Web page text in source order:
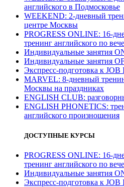
английского в Подмосковье
WEEKEND: 2-дневный
центре Москвы
PROGRESS ONLINE: 16-
тренинг английского по
Индивидуальные занятия
Индивидуальные занятия
Экспресс-подготовка к
МARVEL: 8-дневный
Москвы на праздниках
ENGLISH CLUB:
ENGLISH PHONETICS:
английского произношения
ДОСТУПНЫЕ КУРСЫ
PROGRESS ONLINE: 16-
тренинг английского по
Индивидуальные занятия
Экспресс-подготовка к